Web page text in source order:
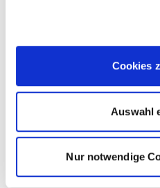
Cookies
Auswahl
Nur notwendige